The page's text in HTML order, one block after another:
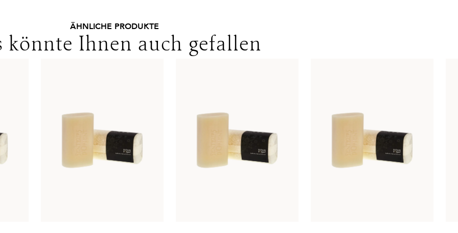
ÄHNLICHE PRODUKTE
könnte Ihnen auch gefallen